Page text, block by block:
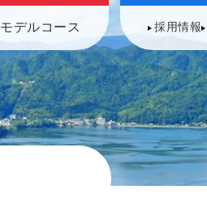
モデルコース 採用情報